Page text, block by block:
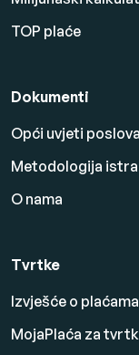
TOP plaće
Dokumenti
Opći uvjeti
Metodologija
O nama
Tvrtke
Izvješće o
MojaPlaća za